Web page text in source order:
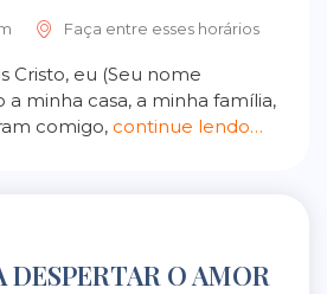
Faça entre esses horários
Cristo, eu (Seu nome
minha casa, a minha família,
comigo, continue lendo…
DESPERTAR O AMOR